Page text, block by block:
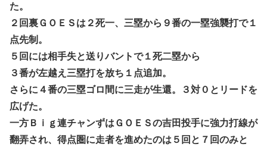
た。
２回裏ＧＯＥＳは２死一、三塁から９番の一塁強襲打で１
点先制。
５回には相手失と送りバントで１死二塁から
３番が左越え三塁打を放ち１点追加。
さらに４番の三塁ゴロ間に三走が生還。３対０とリードを
広げた。
一方Ｂｉｇ連チャンずはＧＯＥＳの吉田投手に強力打線が
翻弄され、得点圏に走者を進めたのは５回と７回のみと